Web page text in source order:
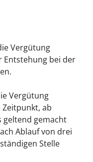
Vergütung
Entstehung bei der
Vergütung
ab
geltend gemacht
Ablauf von drei
Stelle